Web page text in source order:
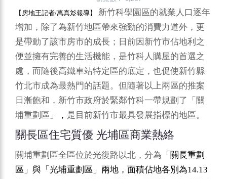
【房地王記者/萬真彣報導】
新竹科學園區的就業人口逐年
增加，除了為新竹地區帶來強勁的消費力道外，更
是帶動了該市房市的成長；日前因新竹市佔地利之
便並擁有完善的生活機能，是竹科人購屋的首選之
處，而隨後高鐵車站特定區的底定，也促使新竹縣
竹北市成為最熱門的話題。但隨著以上兩區的推案
日漸飽和，新竹市政府於緊鄰竹科一帶規劃了「關
埔重劃區」
， 是目前新竹市最具發展指標的地區。
關長區住宅質優 光埔區商業熱絡
關埔重劃區全區位於光復路以北，分為 「關長重劃
區」與「光埔重劃區」兩地，面積佔地各別為14.13